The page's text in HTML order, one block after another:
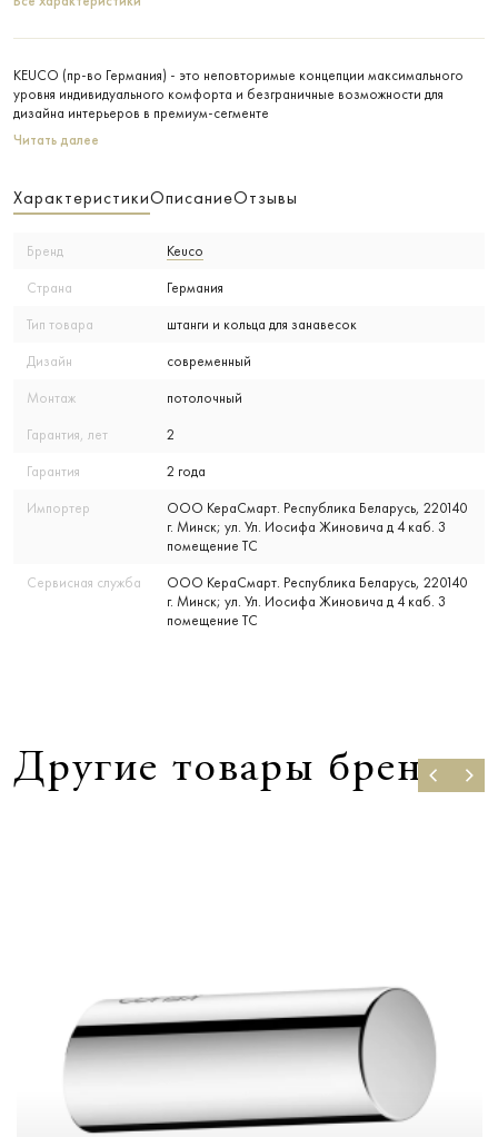
KEUCO (пр-во Германия) - это неповторимые концепции максимального
уровня индивидуального комфорта и безграничные возможности для
дизайна интерьеров в премиум-сегменте
Читать далее
ХарактеристикиОписаниеОтзывы
Бренд Keuco
Страна Германия
Тип товара штанги и кольца для занавесок
Дизайн современный
Монтаж потолочный
Гарантия, лет 2
Гарантия 2 года
Импортер
ООО КераСмарт. Республика Беларусь, 220140
г. Минск; ул. Ул. Иосифа Жиновича д 4 каб. 3
помещение ТС
Сервисная служба
ООО КераСмарт. Республика Беларусь, 220140
г. Минск; ул. Ул. Иосифа Жиновича д 4 каб. 3
помещение ТС
Другие товары бренда